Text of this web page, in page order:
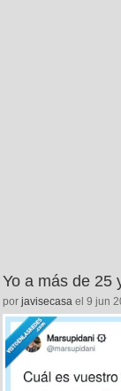
Yo a más de 25
por javisecasa el 9 jun